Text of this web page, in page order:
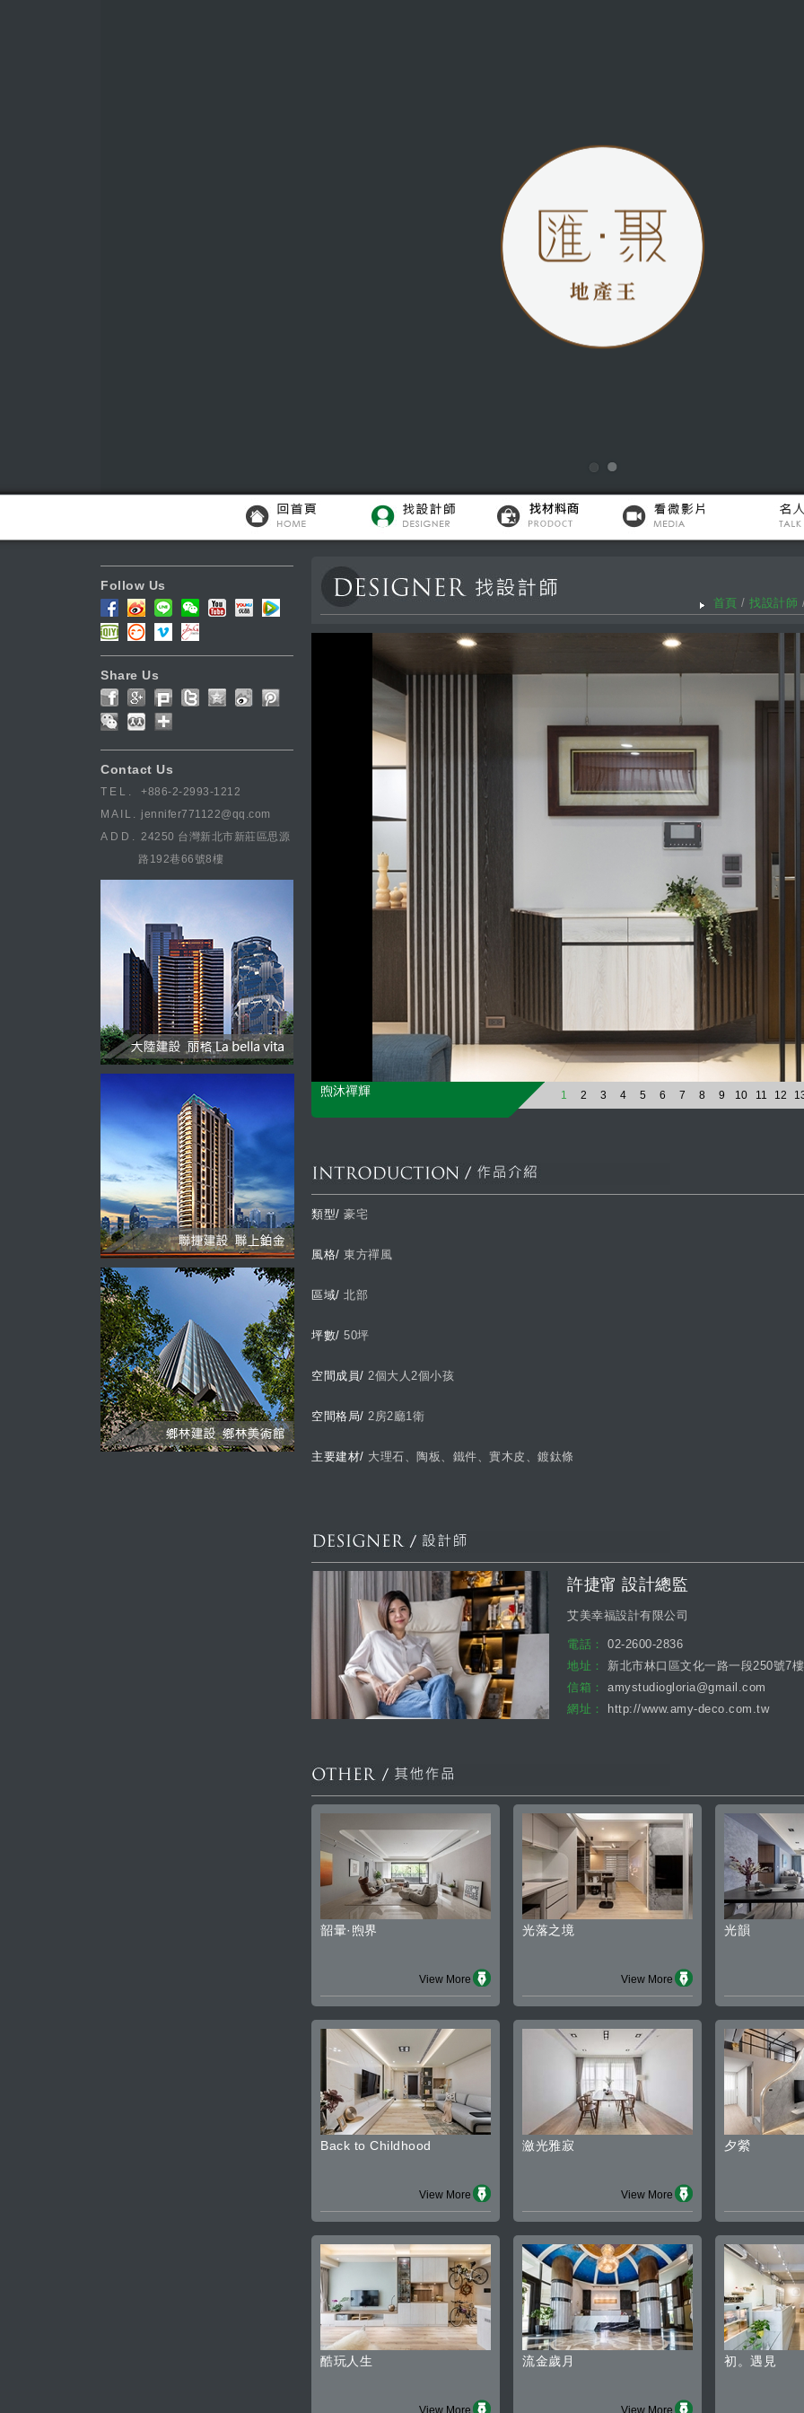
Follow Us
Share Us
Contact Us
TEL.
+886-2-2993-1212
MAIL. jennifer771122@qq.com
ADD. 24250 台灣新北市新莊區思源
路192巷66號8樓
首頁 / 找設計師
CONCEPT
1 2 3 4 5 6 7 8 9 10 11 12
煦沐禪輝
類型/ 豪宅
風格/ 東方禪風
區域/ 北部
坪數/ 50坪
空間成員/ 2個大人2個小孩
空間格局/ 2房2廳1衛
主要建材/ 大理石、陶板、鐵件、實木皮、鍍鈦條
許捷甯 設計總監
艾美幸福設計有限公司
電話：
02-2600-2836
地址：
新北市林口區文化一路一段250號7
信箱：
amystudiogloria@gmail.com
網址：
http://www.amy-deco.com.tw
韶暈·煦界
View More
光落之境
View More
光韻
Back to Childhood
View More
瀲光雅寂
View More
夕縈
酷玩人生
View More
流金歲月
View More
初。遇見